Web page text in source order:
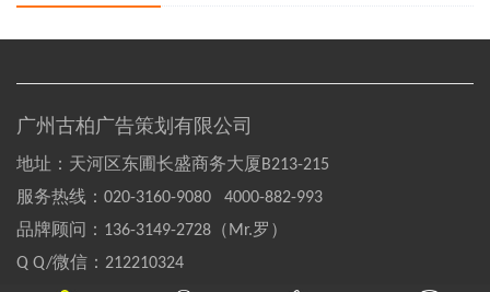
广州古柏广告策划有限公司
地址：天河区东圃长盛商务大厦B213-215
服务热线： 020-3160-9080 4000-882-993
品牌顾问： 136-3149-2728（Mr.罗）
Q Q/微信： 212210324